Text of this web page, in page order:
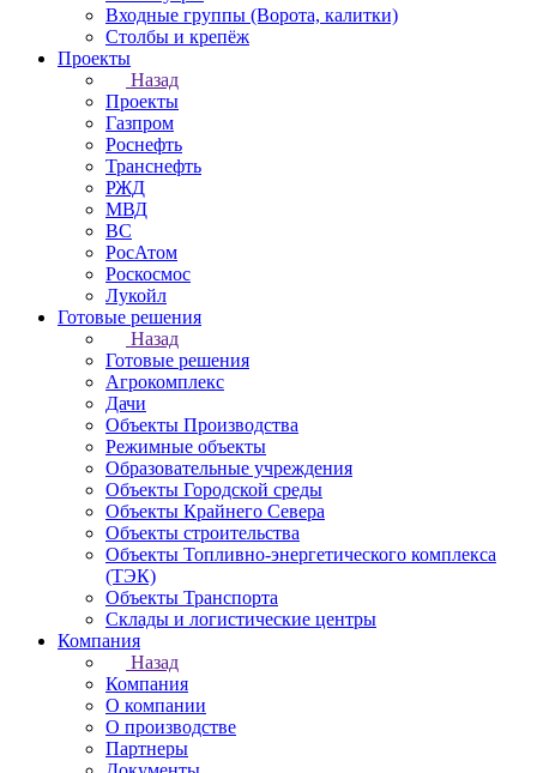
Входные группы (Ворота, калитки)
Столбы и крепёж
Проекты
Назад
Проекты
Газпром
Роснефть
Транснефть
РЖД
МВД
ВС
РосАтом
Роскосмос
Лукойл
Готовые решения
Назад
Готовые решения
Агрокомплекс
Дачи
Объекты Производства
Режимные объекты
Образовательные учреждения
Объекты Городской среды
Объекты Крайнего Севера
Объекты строительства
Объекты Топливно-энергетического комплекса
(ТЭК)
Объекты Транспорта
Склады и логистические центры
Компания
Назад
Компания
О компании
О производстве
Партнеры